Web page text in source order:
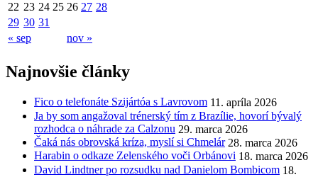
« sep nov »
22 23 24 25 26 27 28
29 30 31
Najnovšie články
Fico o telefonáte Szijártóa s Lavrovom 11. apríla 2026
Ja by som angažoval trénerský tím z Brazílie, hovorí bývalý
rozhodca o náhrade za Calzonu 29. marca 2026
Čaká nás obrovská kríza, myslí si Chmelár 28. marca 2026
Harabin o odkaze Zelenského voči Orbánovi 18. marca 2026
David Lindtner po rozsudku nad Danielom Bombicom 18.